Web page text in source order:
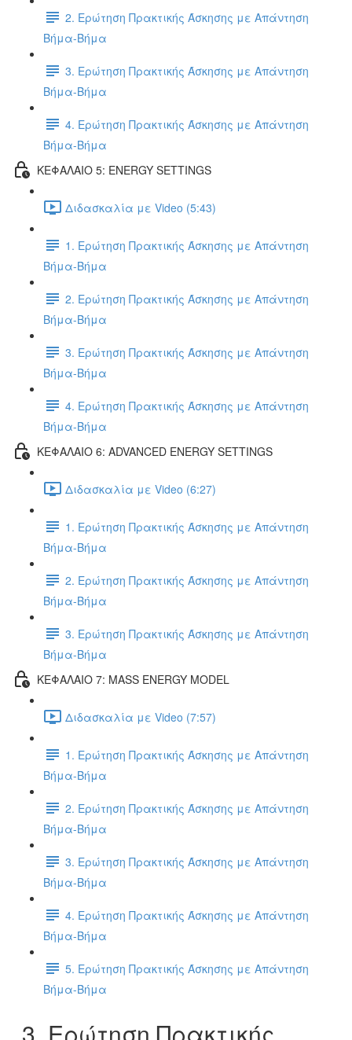
2. Ερώτηση Πρακτικής Άσκησης με Απάντηση
Βήμα-Βήμα
3. Ερώτηση Πρακτικής Άσκησης με Απάντηση
Βήμα-Βήμα
4. Ερώτηση Πρακτικής Άσκησης με Απάντηση
Βήμα-Βήμα
ΚΕΦΑΛΑΙΟ 5: ENERGY SETTINGS
Διδασκαλία με Video (5:43)
1. Ερώτηση Πρακτικής Άσκησης με Απάντηση
Βήμα-Βήμα
2. Ερώτηση Πρακτικής Άσκησης με Απάντηση
Βήμα-Βήμα
3. Ερώτηση Πρακτικής Άσκησης με Απάντηση
Βήμα-Βήμα
4. Ερώτηση Πρακτικής Άσκησης με Απάντηση
Βήμα-Βήμα
ΚΕΦΑΛΑΙΟ 6: ADVANCED ENERGY SETTINGS
Διδασκαλία με Video (6:27)
1. Ερώτηση Πρακτικής Άσκησης με Απάντηση
Βήμα-Βήμα
2. Ερώτηση Πρακτικής Άσκησης με Απάντηση
Βήμα-Βήμα
3. Ερώτηση Πρακτικής Άσκησης με Απάντηση
Βήμα-Βήμα
ΚΕΦΑΛΑΙΟ 7: MASS ENERGY MODEL
Διδασκαλία με Video (7:57)
1. Ερώτηση Πρακτικής Άσκησης με Απάντηση
Βήμα-Βήμα
2. Ερώτηση Πρακτικής Άσκησης με Απάντηση
Βήμα-Βήμα
3. Ερώτηση Πρακτικής Άσκησης με Απάντηση
Βήμα-Βήμα
4. Ερώτηση Πρακτικής Άσκησης με Απάντηση
Βήμα-Βήμα
5. Ερώτηση Πρακτικής Άσκησης με Απάντηση
Βήμα-Βήμα